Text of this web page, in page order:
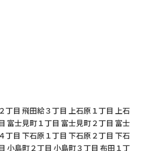
丁目 飛田給３丁目 上石原１丁目 上石
富士見町１丁目 富士見町２丁目 富士
丁目 下石原１丁目 下石原２丁目 下石
小島町２丁目 小島町３丁目 布田１丁